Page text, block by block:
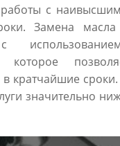
с
Замена
которое
кратчайшие
значительно